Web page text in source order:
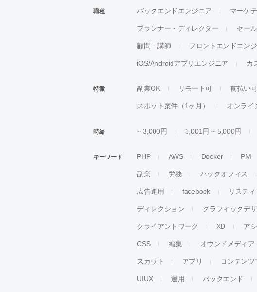
職種 バックエンドエンジニア マーケ
プランナー・ディレクター セー
顧問・講師 フロントエンドエン
iOS/Androidアプリエンジニア カ
特徴 副業OK リモート可 前払い可
スポット案件（1ヶ月） オンライ
時給 ~ 3,000円 3,001円 ~ 5,000円
キーワード PHP AWS Docker PM
副業 労務 バックオフィス
広告運用 facebook リステ
ディレクション グラフィックデ
クライアントワーク XD ア
CSS 編集 オウンドメディア
スカウト アプリ コンテン
UIUX 運用 バックエンド